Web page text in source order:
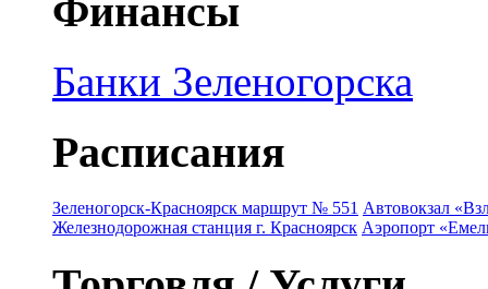
Финансы
Банки Зеленогорска
Расписания
Зеленогорск-Красноярск маршрут № 551 Автовокзал
Железнодорожная станция г. Красноярск Аэропорт